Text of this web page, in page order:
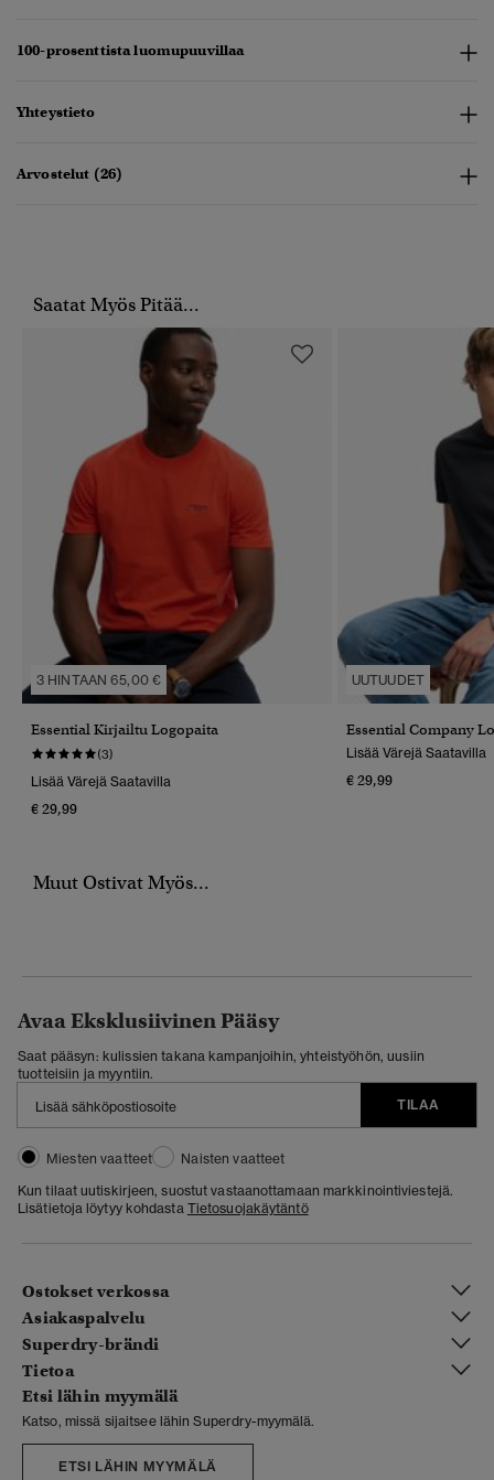
100-prosenttista luomupuuvillaa
Yhteystieto
Arvostelut (26)
Saatat Myös Pitää...
3 HINTAAN 65,00 €
Essential Kirjailtu Logopaita
(3)
Lisää Värejä Saatavilla
€ 29,99
UUTUUDET
Essential Company
Lisää Värejä Saatavilla
€ 29,99
Muut Ostivat Myös...
Avaa Eksklusiivinen Pääsy
Saat pääsyn: kulissien takana kampanjoihin, yhteistyöhön, uusiin
tuotteisiin ja myyntiin.
TILAA
Miesten vaatteet
Naisten vaatteet
Kun tilaat uutiskirjeen, suostut vastaanottamaan markkinointiviestejä.
Lisätietoja löytyy kohdasta Tietosuojakäytäntö
Ostokset verkossa
Asiakaspalvelu
Superdry-brändi
Tietoa
Etsi lähin myymälä
Katso, missä sijaitsee lähin Superdry-myymälä.
ETSI LÄHIN MYYMÄLÄ